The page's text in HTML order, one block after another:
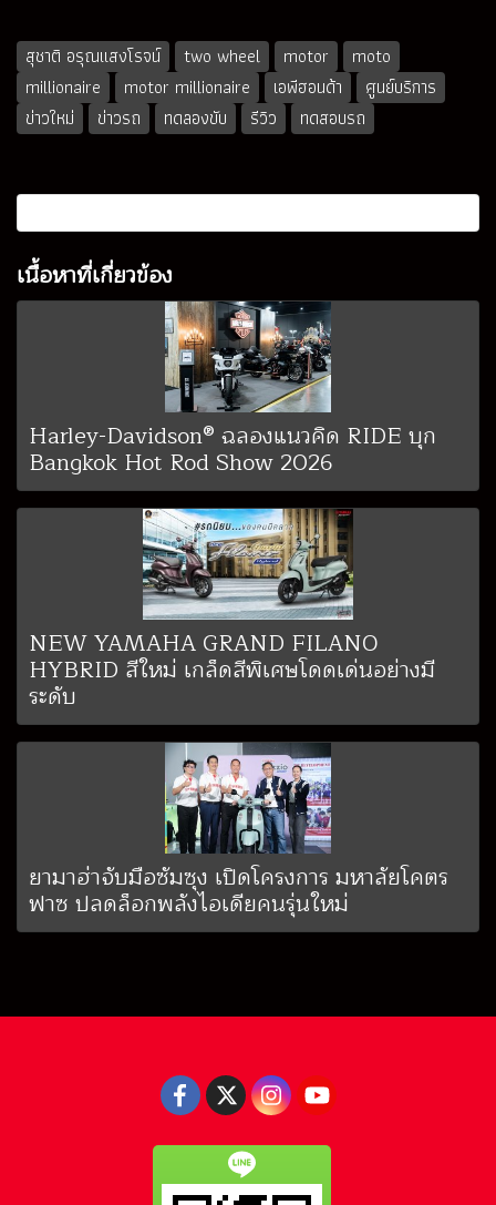
สุชาติ อรุณแสงโรจน์ two wheel motor
moto
millionaire
motor millionaire เอพีฮอนด้า
ศูนย์บริการ
ข่าวใหม่
ข่าวรถ ทดลองขับ รีวิว ทดสอบรถ
เนื้อหาที่เกี่ยวข้อง
Harley-Davidson® ฉลองแนวคิด RIDE บุก
Bangkok Hot Rod Show 2026
NEW YAMAHA GRAND FILANO
HYBRID สีใหม่ เกล็ดสีพิเศษโดดเด่นอย่างมี
ระดับ
ยามาฮ่าจับมือซัมซุง เปิดโครงการ มหาลัยโคตร
ฟาซ ปลดล็อกพลังไอเดียคนรุ่นใหม่